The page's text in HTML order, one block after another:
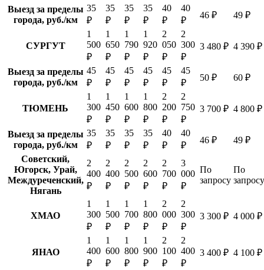
Выезд за пределы
города, руб./км
35
₽
35
₽
35
₽
35
₽
40
₽
40
₽
46 ₽ 49 ₽
СУРГУТ
1
500
₽
1
650
₽
1
790
₽
1
920
₽
2
050
₽
2
300
₽
3 480 ₽ 4 390 ₽
Выезд за пределы
города, руб./км
45
₽
45
₽
45
₽
45
₽
45
₽
45
₽
50 ₽ 60 ₽
ТЮМЕНЬ
1
300
₽
1
450
₽
1
600
₽
1
800
₽
2
200
₽
2
750
₽
3 700 ₽ 4 800 ₽
Выезд за пределы
города, руб./км
35
₽
35
₽
35
₽
35
₽
40
₽
40
₽
46 ₽
49 ₽
Советский,
Югорск, Урай,
Междуреченский,
Нягань
2
400
₽
2
400
₽
2
500
₽
2
600
₽
2
700
₽
3
000
₽
По
запросу
По
запросу
ХМАО
1
300
₽
1
500
₽
1
700
₽
1
800
₽
2
000
₽
2
300
₽
3 300 ₽ 4 000 ₽
ЯНАО
1
400
₽
1
600
₽
1
800
₽
1
900
₽
2
100
₽
2
400
₽
3 400 ₽ 4 100 ₽